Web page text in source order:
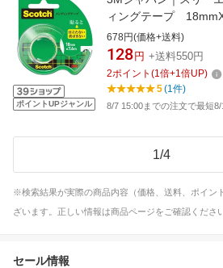
ポイントUPジャンル
ィングテープ
ー付 CM-18
678円(価格+送料)
128 円 +送料550円
2ポイント (1倍+1倍UP)
5(1件)
8/7 15:00までの注文で最短8/
1/4
※検索結果が実際の商品内容（価格、送料、ポイン
ざいます。正しい情報は商品ページをご確認ください
セール情報